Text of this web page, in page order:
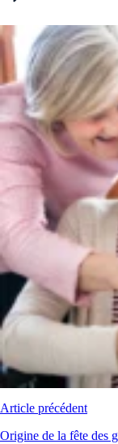
Article précédent
Origine de la fête des